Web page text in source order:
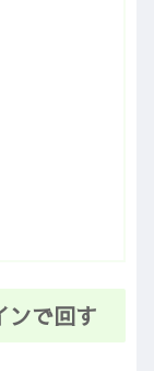
ンで回す